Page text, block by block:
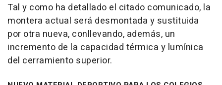
Tal y como ha detallado el citado comunicado, la
montera actual será desmontada y sustituida
por otra nueva, conllevando, además, un
incremento de la capacidad térmica y lumínica
del cerramiento superior.